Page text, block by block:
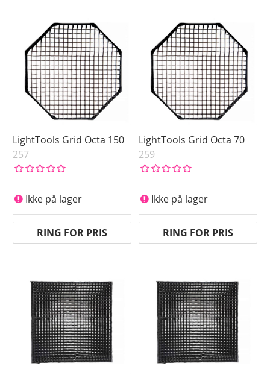
Pris
Ikke på lager
LightTools Grid Octa 150
257
Ikke på lager
RING FOR PRIS
LightTools Grid Octa 70
259
Ikke på lager
RING FOR PRIS